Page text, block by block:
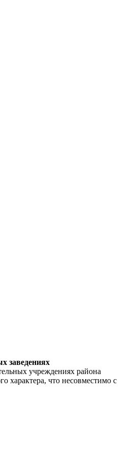
заведениях
учреждениях района
характера, что несовместимо с